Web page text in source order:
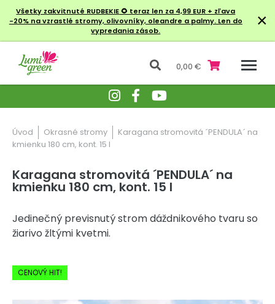
Všetky zakvitnuté RUDBEKIE🌻 teraz len za 4,99 EUR + zľava
-20% na vzrastlé stromy, olivovníky, oleandre a palmy. Len do
vypredania zásob.
×
0,00 €
Úvod Okrasné stromy
Karagana stromovitá ´PENDULA´ na
kmienku 180 cm, kont. 15 l
Karagana stromovitá ´PENDULA´ na
kmienku 180 cm, kont. 15 l
Jedinečný previsnutý strom dáždnikového tvaru so
žiarivo žltými kvetmi.
CENOVÝ HIT!